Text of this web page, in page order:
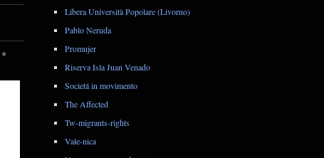
*
Libera Università Popolare (Livorno)
Pablo Neruda
Promujer
Riserva Isla Juan Venado
Societá in movimento
The Affected
Tw-migrants-rights
Vale-nica